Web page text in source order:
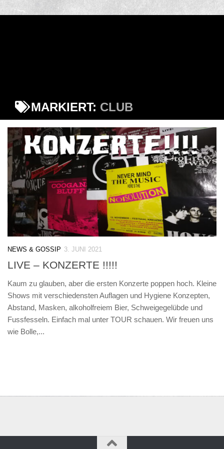
MARKIERT: CLUB
NEWS & GOSSIP 3. JUNI 2021
LIVE – KONZERTE !!!!!
Kaum zu glauben, aber die ersten Konzerte poppen hoch. Kleine
Shows mit verschiedensten Auflagen und Hygiene Konzepten,
Abstand, Masken, alkoholfreiem Bier, Schweigegelübde und
Fussfesseln. Einfach mal unter TOUR schauen. Wir freuen uns
wie Bolle,...